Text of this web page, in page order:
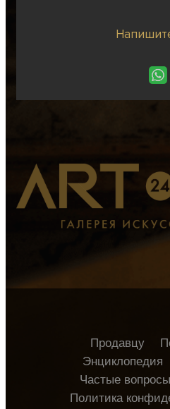
Продавцу
Энциклопедия
Частые вопросы
Политика